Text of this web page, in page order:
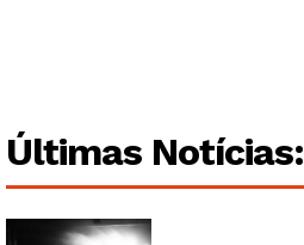
Institucional
Últimas Notícias: